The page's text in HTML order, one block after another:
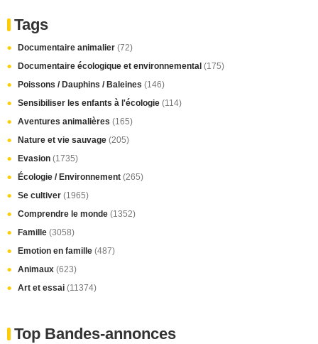
Tags
Documentaire animalier (72)
Documentaire écologique et environnemental (175)
Poissons / Dauphins / Baleines (146)
Sensibiliser les enfants à l'écologie (114)
Aventures animalières (165)
Nature et vie sauvage (205)
Evasion (1735)
Écologie / Environnement (265)
Se cultiver (1965)
Comprendre le monde (1352)
Famille (3058)
Emotion en famille (487)
Animaux (623)
Art et essai (11374)
Top Bandes-annonces